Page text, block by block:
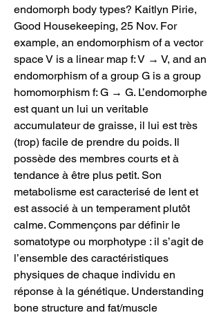
endomorph body types? Kaitlyn Pirie,
Good Housekeeping, 25 Nov. For
example, an endomorphism of a vector
space V is a linear map f: V → V, and an
endomorphism of a group G is a group
homomorphism f: G → G. L’endomorphe
est quant un lui un veritable
accumulateur de graisse, il lui est très
(trop) facile de prendre du poids. Il
possède des membres courts et à
tendance à être plus petit. Son
metabolisme est caracterisé de lent et
est associé à un temperament plutôt
calme. Commençons par définir le
somatotype ou morphotype : il s’agit de
l’ensemble des caractéristiques
physiques de chaque individu en
réponse à la génétique. Understanding
bone structure and fat/muscle